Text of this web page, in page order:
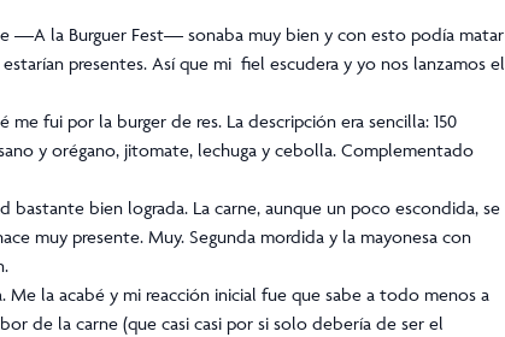
—A la Burguer Fest— sonaba muy bien y con esto podía matar
presentes. Así que mi fiel escudera y yo nos lanzamos el
fui por la burger de res. La descripción era sencilla: 150
y orégano, jitomate, lechuga y cebolla. Complementado
bien lograda. La carne, aunque un poco escondida, se
muy presente. Muy. Segunda mordida y la mayonesa con
la acabé y mi reacción inicial fue que sabe a todo menos a
de la carne (que casi casi por si solo debería de ser el